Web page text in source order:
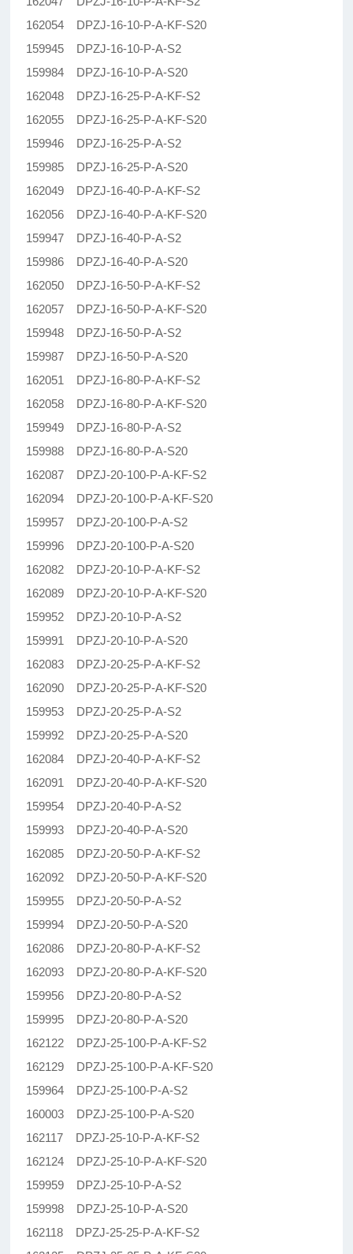
162054 DPZJ-16-10-P-A-KF-S20
159945 DPZJ-16-10-P-A-S2
159984 DPZJ-16-10-P-A-S20
162048 DPZJ-16-25-P-A-KF-S2
162055 DPZJ-16-25-P-A-KF-S20
159946 DPZJ-16-25-P-A-S2
159985 DPZJ-16-25-P-A-S20
162049 DPZJ-16-40-P-A-KF-S2
162056 DPZJ-16-40-P-A-KF-S20
159947 DPZJ-16-40-P-A-S2
159986 DPZJ-16-40-P-A-S20
162050 DPZJ-16-50-P-A-KF-S2
162057 DPZJ-16-50-P-A-KF-S20
159948 DPZJ-16-50-P-A-S2
159987 DPZJ-16-50-P-A-S20
162051 DPZJ-16-80-P-A-KF-S2
162058 DPZJ-16-80-P-A-KF-S20
159949 DPZJ-16-80-P-A-S2
159988 DPZJ-16-80-P-A-S20
162087 DPZJ-20-100-P-A-KF-S2
162094 DPZJ-20-100-P-A-KF-S20
159957 DPZJ-20-100-P-A-S2
159996 DPZJ-20-100-P-A-S20
162082 DPZJ-20-10-P-A-KF-S2
162089 DPZJ-20-10-P-A-KF-S20
159952 DPZJ-20-10-P-A-S2
159991 DPZJ-20-10-P-A-S20
162083 DPZJ-20-25-P-A-KF-S2
162090 DPZJ-20-25-P-A-KF-S20
159953 DPZJ-20-25-P-A-S2
159992 DPZJ-20-25-P-A-S20
162084 DPZJ-20-40-P-A-KF-S2
162091 DPZJ-20-40-P-A-KF-S20
159954 DPZJ-20-40-P-A-S2
159993 DPZJ-20-40-P-A-S20
162085 DPZJ-20-50-P-A-KF-S2
162092 DPZJ-20-50-P-A-KF-S20
159955 DPZJ-20-50-P-A-S2
159994 DPZJ-20-50-P-A-S20
162086 DPZJ-20-80-P-A-KF-S2
162093 DPZJ-20-80-P-A-KF-S20
159956 DPZJ-20-80-P-A-S2
159995 DPZJ-20-80-P-A-S20
162122 DPZJ-25-100-P-A-KF-S2
162129 DPZJ-25-100-P-A-KF-S20
159964 DPZJ-25-100-P-A-S2
160003 DPZJ-25-100-P-A-S20
162117 DPZJ-25-10-P-A-KF-S2
162124 DPZJ-25-10-P-A-KF-S20
159959 DPZJ-25-10-P-A-S2
159998 DPZJ-25-10-P-A-S20
162118 DPZJ-25-25-P-A-KF-S2